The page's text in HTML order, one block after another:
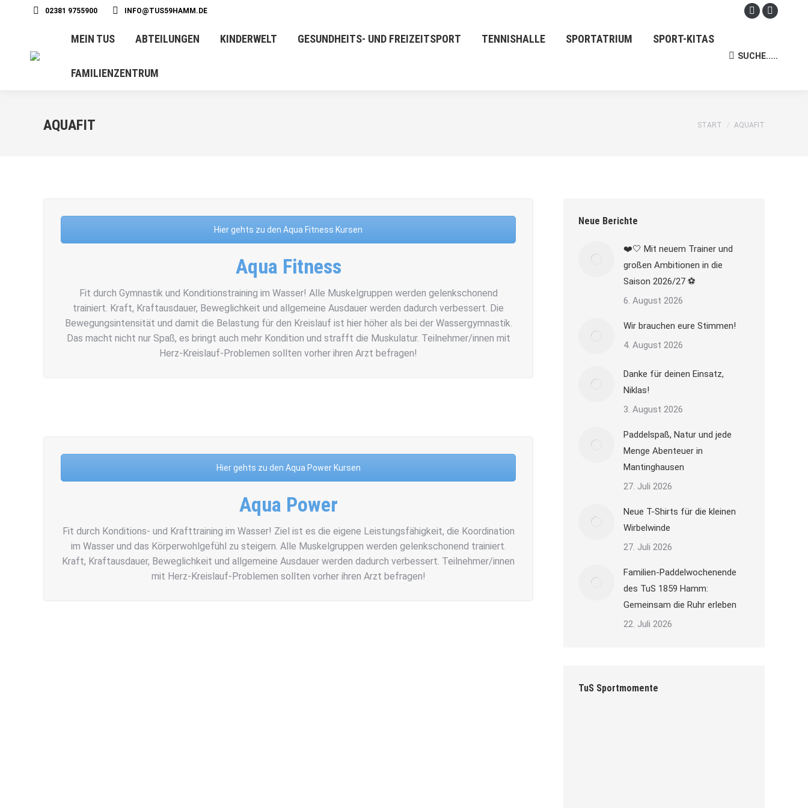
02381 9755900 INFO@TUS59HAMM.DE
Facebook
MEIN TUS ABTEILUNGEN KINDERWELT GESUNDHEITS- UND FREIZEITSPORT TENNISHALLE SPORTATRIUM SPORT-KITAS
FAMILIENZENTRUM
Search:
SUCHE.....
AQUAFIT Sie befinden sich hier:
START AQUAFIT
Hier gehts zu den Aqua Fitness Kursen
Aqua Fitness
Fit durch Gymnastik und Konditionstraining im Wasser! Alle Muskelgruppen werden gelenkschonend
trainiert. Kraft, Kraftausdauer, Beweglichkeit und allgemeine Ausdauer werden dadurch verbessert. Die
Bewegungsintensität und damit die Belastung für den Kreislauf ist hier höher als bei der Wassergymnastik.
Das macht nicht nur Spaß, es bringt auch mehr Kondition und strafft die Muskulatur. Teilnehmer/innen mit
Herz-Kreislauf-Problemen sollten vorher ihren Arzt befragen!
Hier gehts zu den Aqua Power Kursen
Aqua Power
Fit durch Konditions- und Krafttraining im Wasser! Ziel ist es die eigene Leistungsfähigkeit, die Koordination
im Wasser und das Körperwohlgefühl zu steigern. Alle Muskelgruppen werden gelenkschonend trainiert.
Kraft, Kraftausdauer, Beweglichkeit und allgemeine Ausdauer werden dadurch verbessert. Teilnehmer/innen
mit Herz-Kreislauf-Problemen sollten vorher ihren Arzt befragen!
Neue Berichte
❤️🤍 Mit neuem Trainer und
großen Ambitionen in die
Saison 2026/27 ⚽
6. August 2026
Wir brauchen eure Stimmen!
4. August 2026
Danke für deinen Einsatz,
Niklas!
3. August 2026
Paddelspaß, Natur und jede
Menge Abenteuer in
Mantinghausen
27. Juli 2026
Neue T-Shirts für die kleinen
Wirbelwinde
27. Juli 2026
Familien-Paddelwochenende
des TuS 1859 Hamm:
Gemeinsam die Ruhr erleben
22. Juli 2026
TuS Sportmomente